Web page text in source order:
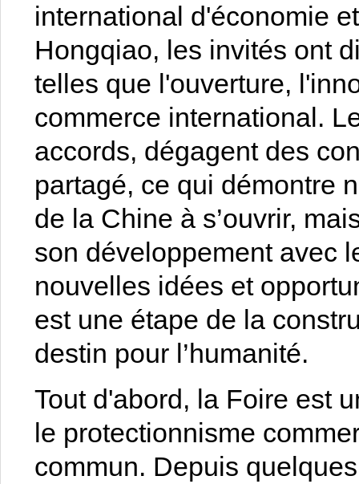
international d'économie
Hongqiao, les invités ont
telles que l'ouverture,
commerce international.
accords, dégagent des
partagé, ce qui démontre
de la Chine à s’ouvrir,
son développement avec
nouvelles idées et
est une étape de la
destin pour l’humanité.
Tout d'abord, la Foire est
le protectionnisme
commun. Depuis